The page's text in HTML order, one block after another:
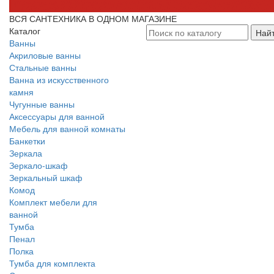
ВСЯ САНТЕХНИКА В ОДНОМ МАГАЗИНЕ
Каталог
Ванны
Акриловые ванны
Стальные ванны
Ванна из искусственного
камня
Чугунные ванны
Аксессуары для ванной
Мебель для ванной комнаты
Банкетки
Зеркала
Зеркало-шкаф
Зеркальный шкаф
Комод
Комплект мебели для
ванной
Тумба
Пенал
Полка
Тумба для комплекта